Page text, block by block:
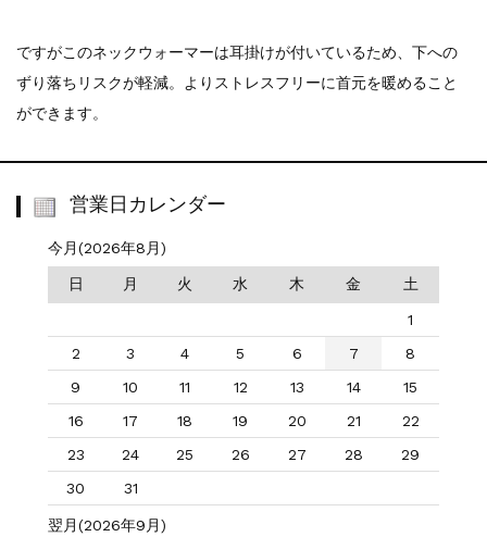
ですがこのネックウォーマーは耳掛けが付いているため、下への
ずり落ちリスクが軽減。よりストレスフリーに首元を暖めること
ができます。
営業日カレンダー
今月(2026年8月)
日 月 火 水 木 金 土
1
2
3 4 5 6 7
8
9
10 11 12 13 14
15
16
17 18 19 20 21
22
23
24 25 26 27 28
29
30
31
翌月(2026年9月)